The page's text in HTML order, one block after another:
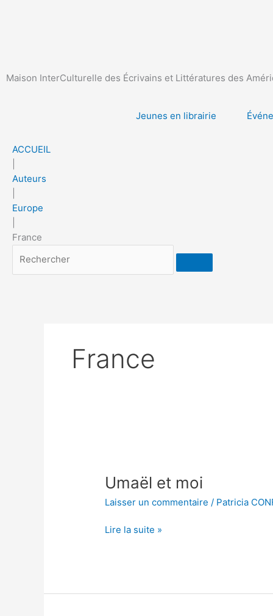
Maison InterCulturelle des Écrivains et Littératures des
Jeunes en librairie
ACCUEIL
Auteurs
Europe
France
France
Umaël et moi
Laisser un commentaire / Patricia
moi
Lire la suite »